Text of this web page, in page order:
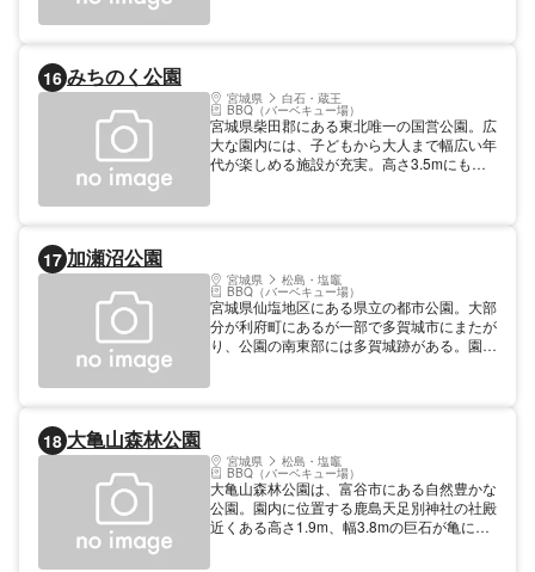
16 みちのく公園
宮城県 白石・蔵王
BBQ（バーベキュー場）
宮城県柴田郡にある東北唯一の国営公園。広
大な園内には、子どもから大人まで幅広い年
代が楽しめる施設が充実。高さ3.5mにもな
を動かすのに適している。フットサルやバス
ケットボールを楽しめる多目的コートも完
備。
17 加瀬沼公園
宮城県 松島・塩竈
BBQ（バーベキュー場）
宮城県仙塩地区にある県立の都市公園。大部
分が利府町にあるが一部で多賀城市にまたが
り、公園の南東部には多賀城跡がある。園内
飛来も。2009年から命名権により「モリリ
ン加瀬沼公園」と呼称されている。
18 大亀山森林公園
宮城県 松島・塩竈
BBQ（バーベキュー場）
大亀山森林公園は、富谷市にある自然豊かな
公園。園内に位置する鹿島天足別神社の社殿
近くある高さ1.9m、幅3.8mの巨石が亀に似